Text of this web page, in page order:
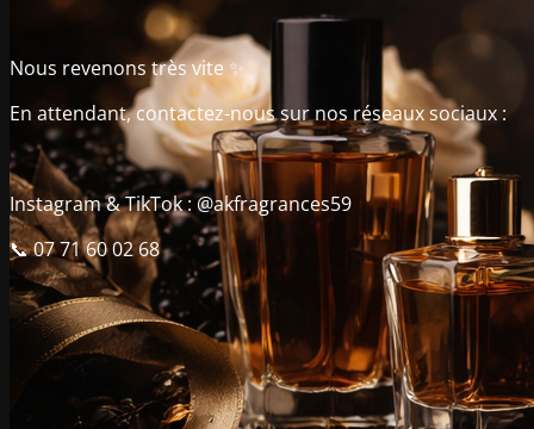
Nous revenons très vite ✨
En attendant, contactez-nous sur nos réseaux sociaux :
Instagram & TikTok : @akfragrances59
📞 07 71 60 02 68